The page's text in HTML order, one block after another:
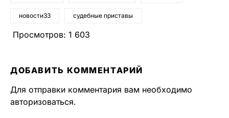
новости33 судебные приставы
Просмотров: 1 603
ДОБАВИТЬ КОММЕНТАРИЙ
Для отправки комментария вам необходимо
авторизоваться.